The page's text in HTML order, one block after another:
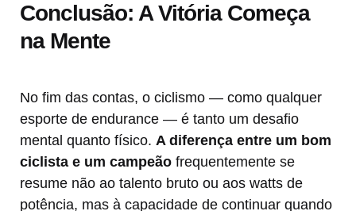
Conclusão: A Vitória Começa
na Mente
No fim das contas, o ciclismo — como qualquer
esporte de endurance — é tanto um desafio
mental quanto físico. A diferença entre um bom
ciclista e um campeão frequentemente se
resume não ao talento bruto ou aos watts de
potência, mas à capacidade de continuar quando